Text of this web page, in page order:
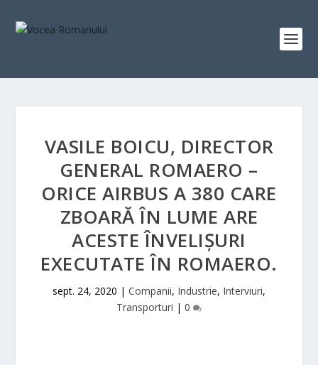
VASILE BOICU, DIRECTOR
GENERAL ROMAERO –
ORICE AIRBUS A 380 CARE
ZBOARĂ ÎN LUME ARE
ACESTE ÎNVELIȘURI
EXECUTATE ÎN ROMAERO.
sept. 24, 2020 | Companii, Industrie, Interviuri,
Transporturi | 0